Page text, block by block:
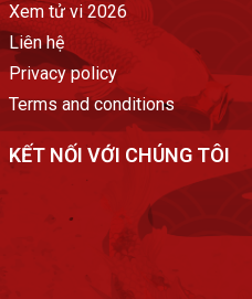
Xem tử vi 2026
Liên hệ
Privacy policy
Terms and conditions
KẾT NỐI VỚI CHÚNG TÔI